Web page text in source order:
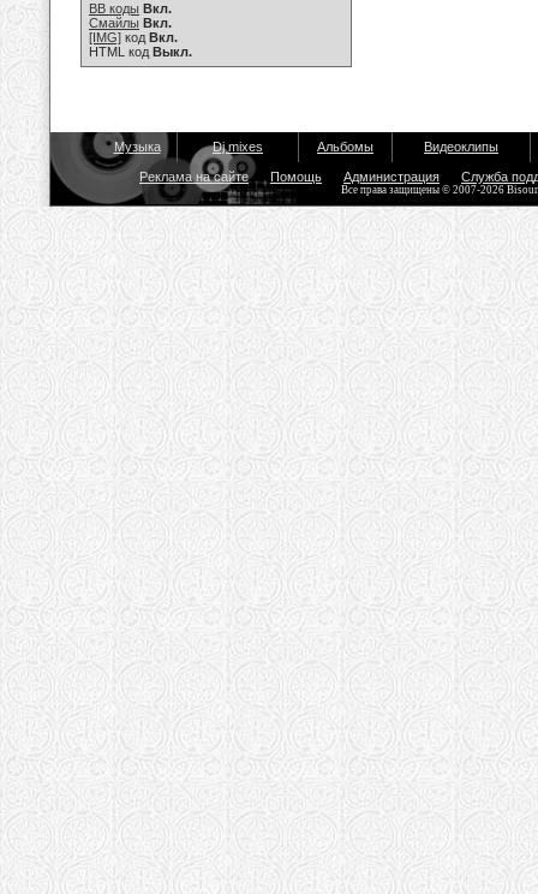
BB коды Вкл.
Смайлы Вкл.
[IMG] код Вкл.
HTML код Выкл.
Музыка Dj mixes Альбомы Видеоклипы
Реклама на сайте Помощь Администрация Служба
Все права защищены © 2007-2026